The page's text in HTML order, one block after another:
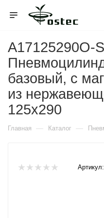
A17125290O-S
базовый, c
из
125x290
Главная — Каталог —
Артикул: